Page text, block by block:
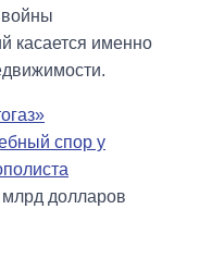
касается именно
спор у
долларов